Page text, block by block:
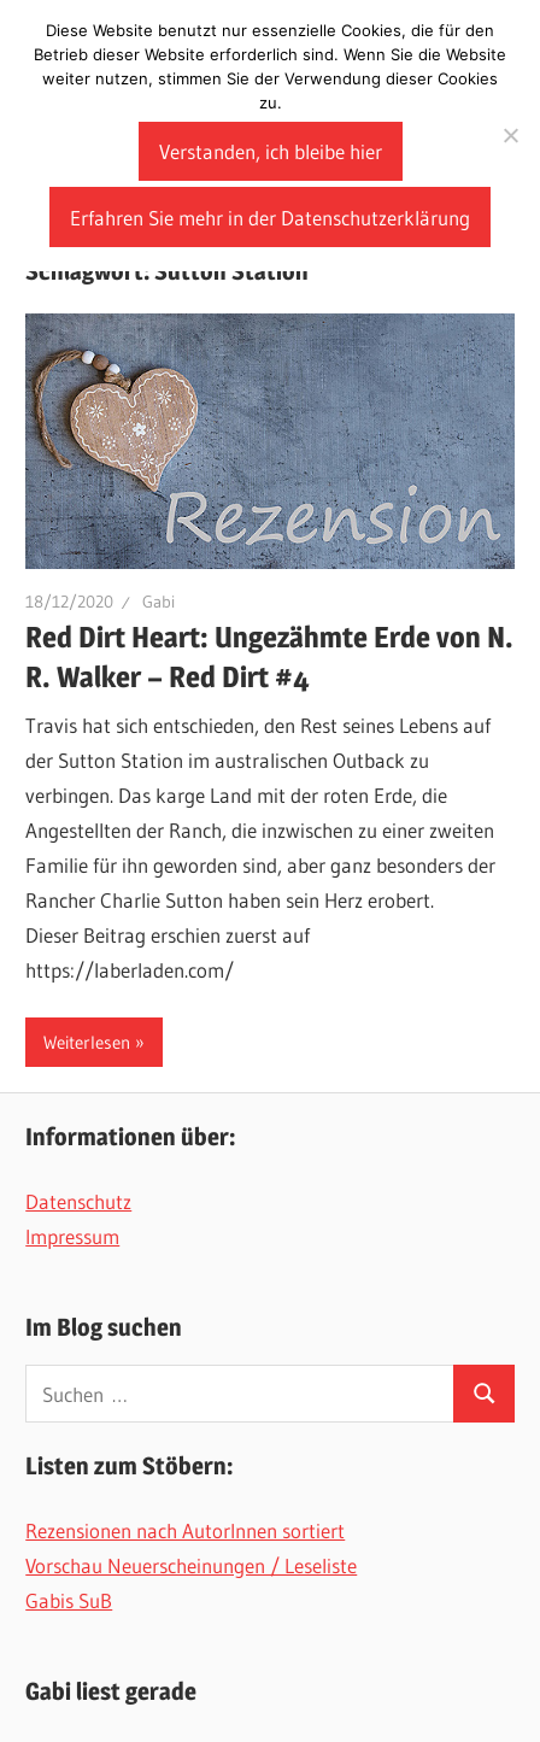
Inhalt
springen
Laberladen
Schlagwort:Sutton Station
18/12/2020 Gabi
Red Dirt Heart: Ungezähmte Erde von N.
R. Walker – Red Dirt #4
Travis hat sich entschieden, den Rest seines Lebens auf
der Sutton Station im australischen Outback zu
verbingen. Das karge Land mit der roten Erde, die
Angestellten der Ranch, die inzwischen zu einer zweiten
Familie für ihn geworden sind, aber ganz besonders der
Rancher Charlie Sutton haben sein Herz erobert.
Dieser Beitrag erschien zuerst auf
https://laberladen.com/
Weiterlesen
Informationen über:
Datenschutz
Impressum
Im Blog suchen
nach:
Suchen
Listen zum Stöbern:
Rezensionen nach AutorInnen sortiert
Vorschau Neuerscheinungen / Leseliste
Gabis SuB
Gabi liest gerade
Diese Website benutzt nur essenzielle Cookies, die für den
Betrieb dieser Website erforderlich sind. Wenn Sie die Website
weiter nutzen, stimmen Sie der Verwendung dieser Cookies
zu.
Verstanden, ich bleibe hier
Erfahren Sie mehr in der Datenschutzerklärung